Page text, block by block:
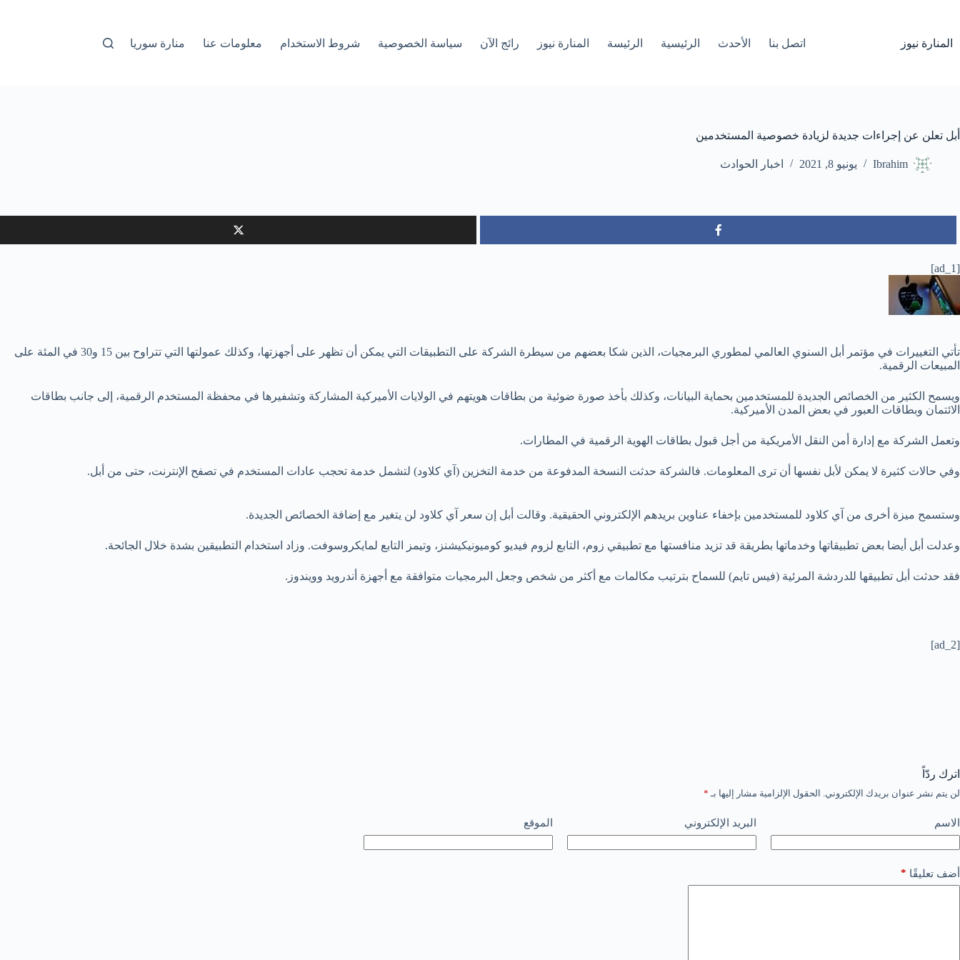
المنارة نيوز اتصل بنا الأحدث الرئيسية الرئیسة المنارة نيوز رائج الآن سياسة الخصوصية شروط الاستخدام معلومات عنا منارة سوريا
أبل تعلن عن إجراءات جديدة لزيادة خصوصية المستخدمين
Ibrahim يونيو 8, 2021 اخبار الحوادث
[ad_1]
تأتي التغييرات في مؤتمر أبل السنوي العالمي لمطوري البرمجيات، الذين شكا بعضهم من سيطرة الشركة على التطبيقات التي يمكن أن تظهر على أجهزتها، وكذلك عمولتها التي تتراوح بين 15 و30 في المئة على
المبيعات الرقمية.
ويسمح الكثير من الخصائص الجديدة للمستخدمين بحماية البيانات، وكذلك بأخذ صورة ضوئية من بطاقات هويتهم في الولايات الأميركية المشاركة وتشفيرها في محفظة المستخدم الرقمية، إلى جانب بطاقات
الائتمان وبطاقات العبور في بعض المدن الأميركية.
وتعمل الشركة مع إدارة أمن النقل الأمريكية من أجل قبول بطاقات الهوية الرقمية في المطارات.
وفي حالات كثيرة لا يمكن لأبل نفسها أن ترى المعلومات. فالشركة حدثت النسخة المدفوعة من خدمة التخزين (آي كلاود) لتشمل خدمة تحجب عادات المستخدم في تصفح الإنترنت، حتى من أبل.
وستسمح ميزة أخرى من آي كلاود للمستخدمين بإخفاء عناوين بريدهم الإلكتروني الحقيقية. وقالت أبل إن سعر آي كلاود لن يتغير مع إضافة الخصائص الجديدة.
وعدلت أبل أيضا بعض تطبيقاتها وخدماتها بطريقة قد تزيد منافستها مع تطبيقي زوم، التابع لزوم فيديو كوميونيكيشنز، وتيمز التابع لمايكروسوفت. وزاد استخدام التطبيقين بشدة خلال الجائحة.
فقد حدثت أبل تطبيقها للدردشة المرئية (فيس تايم) للسماح بترتيب مكالمات مع أكثر من شخص وجعل البرمجيات متوافقة مع أجهزة أندرويد وويندوز.
[ad_2]
اترك ردّاً
لن يتم نشر عنوان بريدك الإلكتروني. الحقول الإلزامية مشار إليها بـ *
الاسم البريد الإلكتروني الموقع
أضف تعليقًا *